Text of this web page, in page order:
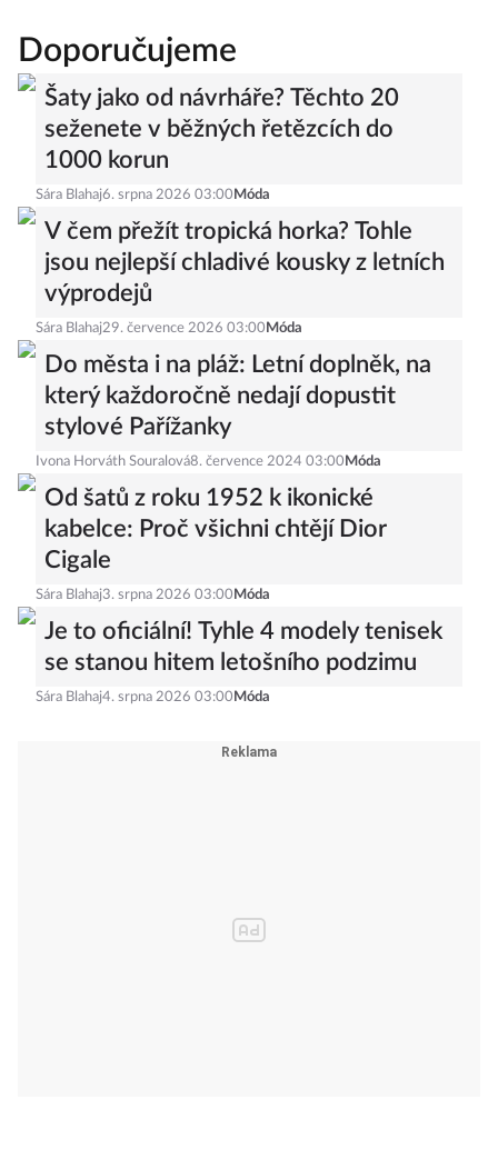
Doporučujeme
Šaty jako od návrháře? Těchto 20
seženete v běžných řetězcích do
1000 korun
Sára Blahaj6. srpna 2026 03:00 Móda
V čem přežít tropická horka? Tohle
jsou nejlepší chladivé kousky z letních
výprodejů
Sára Blahaj29. července 2026 03:00 Móda
Do města i na pláž: Letní doplněk, na
který každoročně nedají dopustit
stylové Pařížanky
Ivona Horváth Souralová8. července 2024 03:00 Móda
Od šatů z roku 1952 k ikonické
kabelce: Proč všichni chtějí Dior
Cigale
Sára Blahaj3. srpna 2026 03:00 Móda
Je to oficiální! Tyhle 4 modely tenisek
se stanou hitem letošního podzimu
Sára Blahaj4. srpna 2026 03:00 Móda